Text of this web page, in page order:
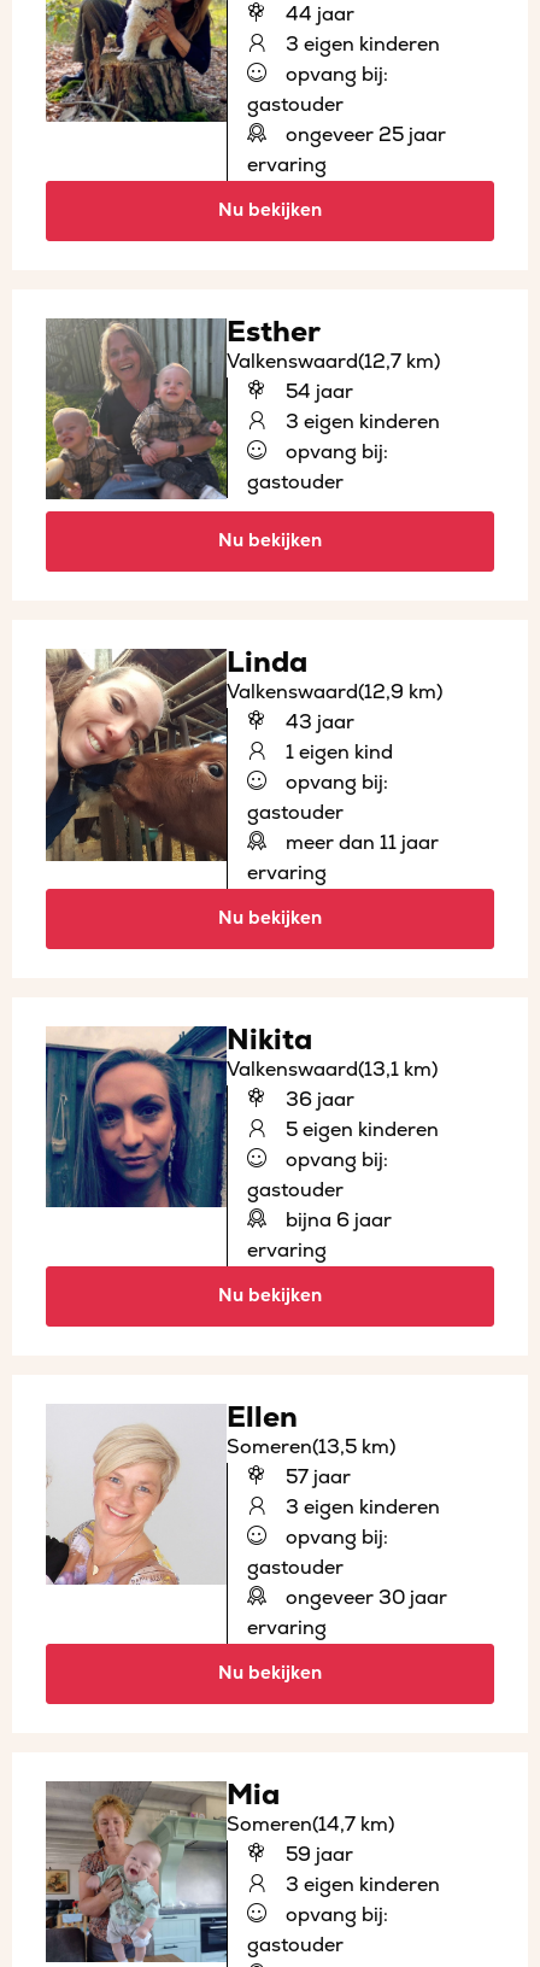
44 jaar
3 eigen kinderen
opvang bij:
gastouder
ongeveer 25 jaar
ervaring
Nu bekijken
Esther
Valkenswaard(12,7 km)
54 jaar
3 eigen kinderen
opvang bij:
gastouder
Nu bekijken
Linda
Valkenswaard(12,9 km)
43 jaar
1 eigen kind
opvang bij:
gastouder
meer dan 11 jaar
ervaring
Nu bekijken
Nikita
Valkenswaard(13,1 km)
36 jaar
5 eigen kinderen
opvang bij:
gastouder
bijna 6 jaar
ervaring
Nu bekijken
Ellen
Someren(13,5 km)
57 jaar
3 eigen kinderen
opvang bij:
gastouder
ongeveer 30 jaar
ervaring
Nu bekijken
Mia
Someren(14,7 km)
59 jaar
3 eigen kinderen
opvang bij:
gastouder